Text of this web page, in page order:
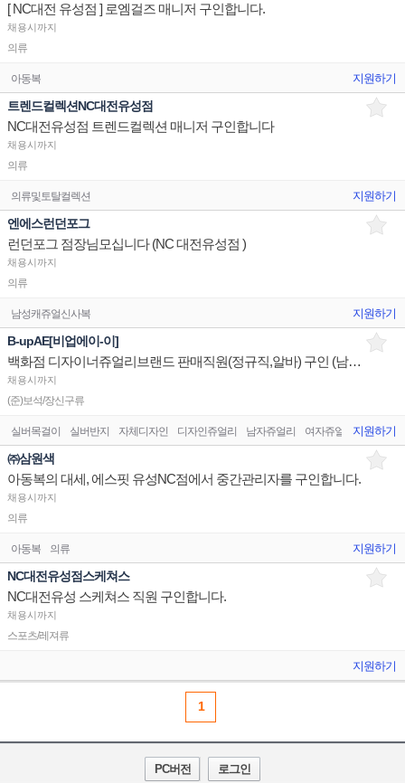
[ NC대전 유성점 ] 로엠걸즈 매니저 구인합니다.
채용시까지
의류
아동복 지원하기
트렌드컬렉션NC대전유성점
NC대전유성점 트렌드컬렉션 매니저 구인합니다
채용시까지
의류
의류및토탈컬렉션 지원하기
엔에스런던포그
런던포그 점장님모십니다 (NC 대전유성점 )
채용시까지
의류
남성캐쥬얼신사복 지원하기
B-upAE[비업에이-이]
백화점 디자이너쥬얼리브랜드 판매직원(정규직,알바) 구인 (남여무관) - 장기
채용시까지
(준)보석/장신구류
실버목걸이 실버반지 자체디자인 디자인쥬얼리 남자쥬얼리 여자쥬얼리 금
지원하기
㈜삼원색
아동복의 대세, 에스핏 유성NC점에서 중간관리자를 구인합니다.
채용시까지
의류
아동복 의류 지원하기
NC대전유성점스케쳐스
NC대전유성 스케쳐스 직원 구인합니다.
채용시까지
스포츠/레져류
지원하기
1
PC버전 로그인